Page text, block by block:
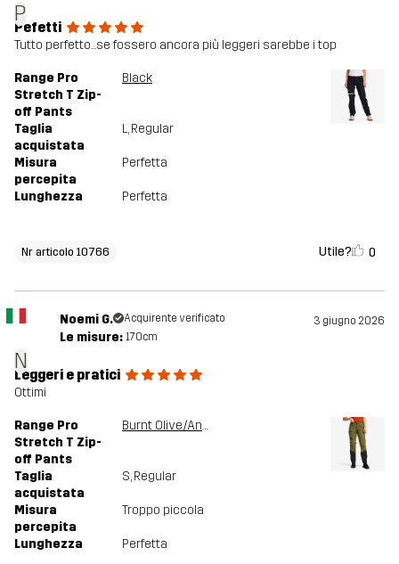
P
Pefetti
Tutto perfetto...se fossero ancora più leggeri sarebbe i top
Range Pro
Stretch T Zip-
off Pants
Black
Taglia
acquistata
L, Regular
Misura
percepita
Perfetta
Lunghezza Perfetta
Nr articolo 10766 Utile? 0
N
Noemi G. Acquirente verificato 3 giugno 2026
Le misure: 170cm
Leggeri e pratici
Ottimi
Range Pro
Stretch T Zip-
off Pants
Burnt Olive/Anthracite
Taglia
acquistata
S, Regular
Misura
percepita
Troppo piccola
Lunghezza Perfetta